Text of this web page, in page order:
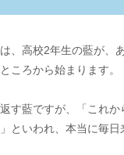
、高校2年生の藍が、
ころから始まります。
返す藍ですが、「これ
といわれ、本当に毎日